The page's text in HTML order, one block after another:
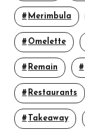
Merimbula
Omelette
Remain
Restaurants
Takeaway